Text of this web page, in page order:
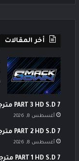
أخر المقالات
PART 3 HD S.D 7 مترجم
أغسطس 8, 2026
PART 2 HD S.D 7 مترجم
أغسطس 8, 2026
PART 1 HD S.D 7 مترجم